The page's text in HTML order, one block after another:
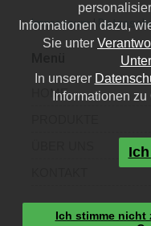
Impressum|
HOME
Kontakt
Informationen dazu,
Sie unter
In unserer
Informationen
Ich stimme nicht